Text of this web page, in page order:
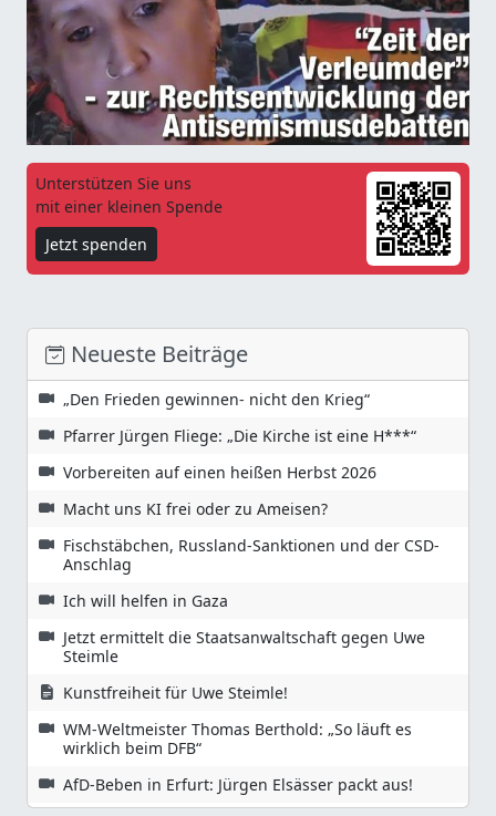
Unterstützen Sie uns
mit einer kleinen Spende
Jetzt spenden
Neueste Beiträge
„Den Frieden gewinnen- nicht den Krieg“
Pfarrer Jürgen Fliege: „Die Kirche ist eine H***“
Vorbereiten auf einen heißen Herbst 2026
Macht uns KI frei oder zu Ameisen?
Fischstäbchen, Russland-Sanktionen und der CSD-
Anschlag
Ich will helfen in Gaza
Jetzt ermittelt die Staatsanwaltschaft gegen Uwe
Steimle
Kunstfreiheit für Uwe Steimle!
WM-Weltmeister Thomas Berthold: „So läuft es
wirklich beim DFB“
AfD-Beben in Erfurt: Jürgen Elsässer packt aus!